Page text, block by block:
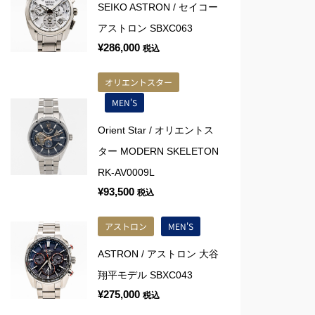
SEIKO ASTRON / セイコー
アストロン SBXC063
¥286,000 税込
オリエントスター
MEN'S
Orient Star / オリエントス
ター MODERN SKELETON
RK-AV0009L
¥93,500 税込
アストロン MEN'S
ASTRON / アストロン 大谷
翔平モデル SBXC043
¥275,000 税込